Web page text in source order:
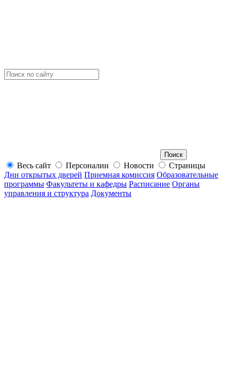
Весь сайт Персоналии Новости
Страницы
Дни открытых дверей Приемная комиссия Образовательные
программы Факультеты и кафедры Расписание Органы
управления и структура Документы